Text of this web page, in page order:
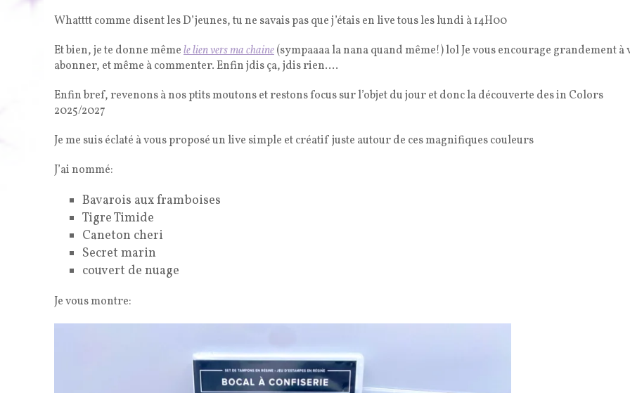
Whatttt comme disent les D’jeunes, tu ne savais pas que j’étais en live tous les lundi à 14H00
Et bien, je te donne mêmele lien vers ma chaine(sympaaaa la nana quand même!) lol Je vous encourage grandement à
abonner, et même à commenter. Enfin jdis ça, jdis rien….
Enfin bref, revenons à nos ptits moutons et restons focus sur l’objet du jour et donc la découverte des in Colors
2025/2027
Je me suis éclaté à vous proposé un live simple et créatif juste autour de ces magnifiques couleurs
J’ai nommé:
Bavarois aux framboises
Tigre Timide
Caneton cheri
Secret marin
couvert de nuage
Je vous montre: